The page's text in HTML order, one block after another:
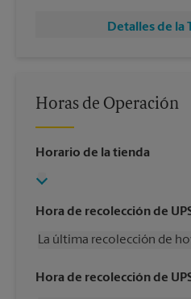
Detalles de la
Horas de Operación
Horario de la tienda
Hora de recolección de
La última recolección de
Miércoles
6:00 PM
Hora de recolección de